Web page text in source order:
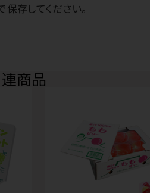
存してください。
商品